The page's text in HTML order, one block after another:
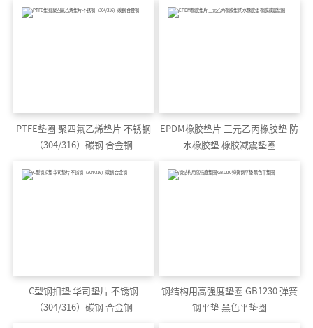
PTFE垫圈 聚四氟乙烯垫片 不锈钢
（304/316）碳钢 合金钢
EPDM橡胶垫片 三元乙丙橡胶垫 防
水橡胶垫 橡胶减震垫圈
C型钢扣垫 华司垫片 不锈钢
（304/316）碳钢 合金钢
钢结构用高强度垫圈 GB1230 弹簧
钢平垫 黑色平垫圈